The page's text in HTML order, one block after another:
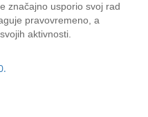
značajno usporio svoj rad
pravovremeno, a
aktivnosti.